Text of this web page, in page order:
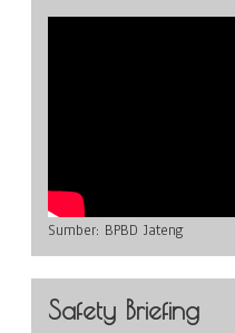
Sumber: BPBD Jateng
Safety Briefing